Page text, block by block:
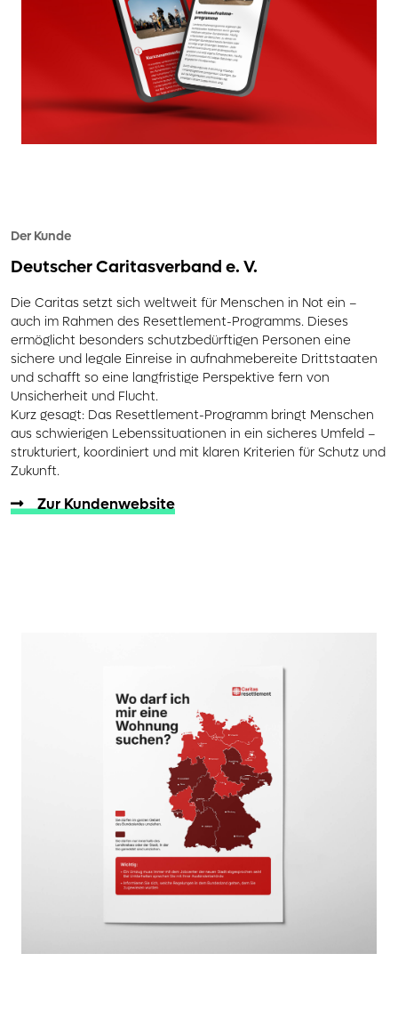
Der Kunde
Deutscher Caritasverband e. V.
Die Caritas setzt sich weltweit für Menschen in Not ein –
auch im Rahmen des Resettlement-Programms. Dieses
ermöglicht besonders schutzbedürftigen Personen eine
sichere und legale Einreise in aufnahmebereite Drittstaaten
und schafft so eine langfristige Perspektive fern von
Unsicherheit und Flucht.
Kurz gesagt: Das Resettlement-Programm bringt Menschen
aus schwierigen Lebenssituationen in ein sicheres Umfeld –
strukturiert, koordiniert und mit klaren Kriterien für Schutz und
Zukunft.
Zur Kundenwebsite